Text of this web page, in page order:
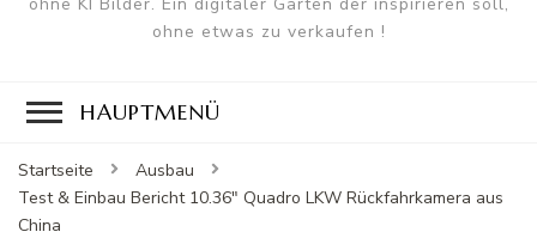
ohne etwas zu verkaufen !
HAUPTMENÜ
Startseite
Ausbau
Test & Einbau Bericht 10.36" Quadro LKW Rückfahrkamera aus
China